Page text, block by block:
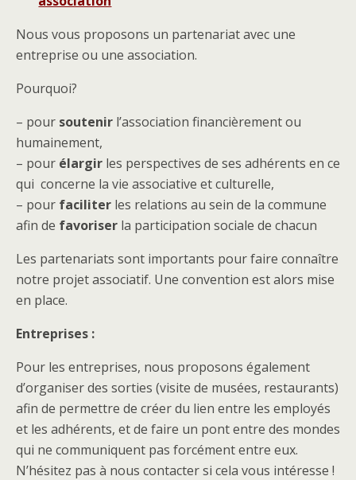
Nous vous proposons un partenariat avec une
entreprise ou une association.
Pourquoi?
– pour soutenir l’association financièrement ou
humainement,
– pour élargir les perspectives de ses adhérents en ce
qui concerne la vie associative et culturelle,
– pour faciliter les relations au sein de la commune
afin de favoriser la participation sociale de chacun
Les partenariats sont importants pour faire connaître
notre projet associatif. Une convention est alors mise
en place.
Entreprises :
Pour les entreprises, nous proposons également
d’organiser des sorties (visite de musées, restaurants)
afin de permettre de créer du lien entre les employés
et les adhérents, et de faire un pont entre des mondes
qui ne communiquent pas forcément entre eux.
N’hésitez pas à nous contacter si cela vous intéresse !